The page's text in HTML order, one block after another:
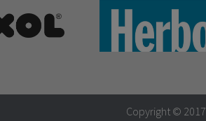
Copyright © 2017